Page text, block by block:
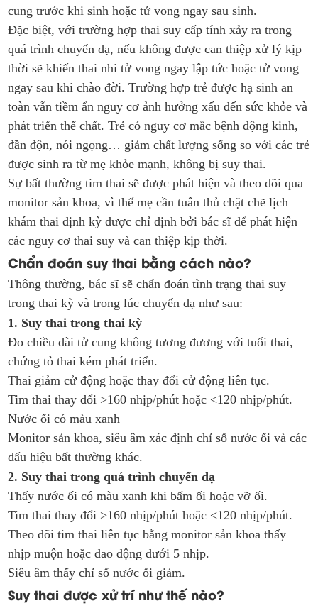
cung trước khi sinh hoặc tử vong ngay sau sinh.
Đặc biệt, với trường hợp thai suy cấp tính xảy ra trong
quá trình chuyển dạ, nếu không được can thiệp xử lý kịp
thời sẽ khiến thai nhi tử vong ngay lập tức hoặc tử vong
ngay sau khi chào đời. Trường hợp trẻ được hạ sinh an
toàn vẫn tiềm ẩn nguy cơ ảnh hưởng xấu đến sức khỏe và
phát triển thể chất. Trẻ có nguy cơ mắc bệnh động kinh,
đần độn, nói ngọng… giảm chất lượng sống so với các trẻ
được sinh ra từ mẹ khỏe mạnh, không bị suy thai.
Sự bất thường tim thai sẽ được phát hiện và theo dõi qua
monitor sản khoa, vì thế mẹ cần tuân thủ chặt chẽ lịch
khám thai định kỳ được chỉ định bởi bác sĩ để phát hiện
các nguy cơ thai suy và can thiệp kịp thời.
Chẩn đoán suy thai bằng cách nào?
Thông thường, bác sĩ sẽ chẩn đoán tình trạng thai suy
trong thai kỳ và trong lúc chuyển dạ như sau:
1. Suy thai trong thai kỳ
Đo chiều dài tử cung không tương đương với tuổi thai,
chứng tỏ thai kém phát triển.
Thai giảm cử động hoặc thay đổi cử động liên tục.
Tim thai thay đổi >160 nhịp/phút hoặc <120 nhịp/phút.
Nước ối có màu xanh
Monitor sản khoa, siêu âm xác định chỉ số nước ối và các
dấu hiệu bất thường khác.
2. Suy thai trong quá trình chuyển dạ
Thấy nước ối có màu xanh khi bấm ối hoặc vỡ ối.
Tim thai thay đổi >160 nhịp/phút hoặc <120 nhịp/phút.
Theo dõi tim thai liên tục bằng monitor sản khoa thấy
nhịp muộn hoặc dao động dưới 5 nhịp.
Siêu âm thấy chỉ số nước ối giảm.
Suy thai được xử trí như thế nào?